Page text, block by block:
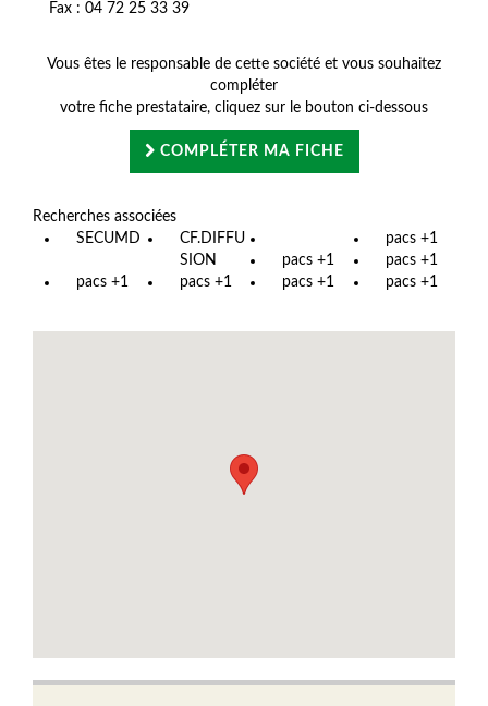
Fax : 04 72 25 33 39
Vous êtes le responsable de cette société et vous souhaitez
compléter
votre fiche prestataire, cliquez sur le bouton ci-dessous
COMPLÉTER MA FICHE
Recherches associées
SECUMD
CF.DIFFU
SION
pacs +1
pacs +1
pacs +1
pacs +1
pacs +1 pacs +1 pacs +1